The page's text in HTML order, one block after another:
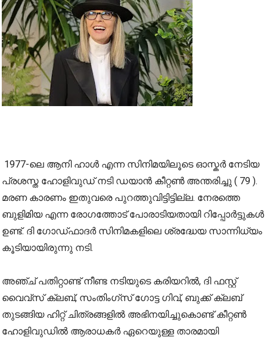
1977-ലെ ആനി ഹാൾ എന്ന സിനിമയിലൂടെ ഓസ്കർ നേടിയ
പ്രശസ്ത ഹോളിവുഡ് നടി ഡയാൻ കീറ്റൺ അന്തരിച്ചു ( 79 ).
മരണ കാരണം ഇതുവരെ പുറത്തുവിട്ടിട്ടില്ല. നേരത്തെ
ബുളിമിയ എന്ന രോഗത്തോട് പോരാടിയതായി റിപ്പോർട്ടുകൾ
ഉണ്ട്. ദി ഗോഡ്ഫാദർ സിനിമകളിലെ ശ്രദ്ധേയ സാന്നിധ്യം
കൂടിയായിരുന്നു നടി.
അഞ്ച് പതിറ്റാണ്ട് നീണ്ട നടിയുടെ കരിയറിൽ, ദി ഫസ്റ്റ്
വൈവ്സ് ക്ലബ്, സംതിംഗ്സ് ഗോട്ട ഗിവ്, ബുക്ക് ക്ലബ്
തുടങ്ങിയ ഹിറ്റ് ചിത്രങ്ങളിൽ അഭിനയിച്ചുകൊണ്ട് കീറ്റൺ
ഹോളിവുഡിൽ ആരാധകർ ഏറെയുള്ള താരമായി